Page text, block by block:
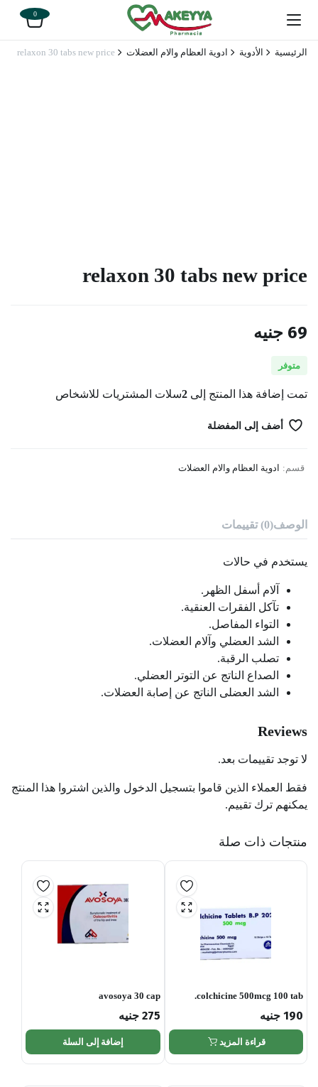
0
الرئيسية الأدوية ادوية العظام والام العضلات relaxon 30 tabs new price
relaxon 30 tabs new price
69 جنيه
متوفر
تمت إضافة هذا المنتج إلى 2سلات المشتريات للاشخاص
أضف إلى المفضلة
قسم: ادوية العظام والام العضلات
الوصف(0) تقييمات
يستخدم في حالات
آلام أسفل الظهر.
تآكل الفقرات العنقية.
التواء المفاصل.
الشد العضلي وآلام العضلات.
تصلب الرقبة.
الصداع الناتج عن التوتر العضلي.
الشد العضلى الناتج عن إصابة العضلات.
Reviews
لا توجد تقييمات بعد.
فقط العملاء الذين قاموا بتسجيل الدخول والذين اشتروا هذا المنتج
يمكنهم ترك تقييم.
منتجات ذات صلة
colchicine 500mcg 100 tab.
190 جنيه
قراءة المزيد
avosoya 30 cap
275 جنيه
إضافة إلى السلة